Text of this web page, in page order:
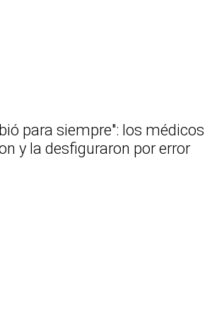
para siempre": los médicos
y la desfiguraron por error